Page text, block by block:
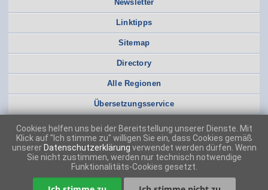
Newsletter
Linktipps
Sitemap
Directory
Alle Regionen
Übersetzungsservice
Cookies helfen uns bei der Bereitstellung unserer Dienste. Mit
Klick auf "Ich stimme zu" willigen Sie ein, dass Cookies gemäß
unserer Datenschutzerklärung verwendet werden dürfen. Wenn
Sie nicht zustimmen, werden nur technisch notwendige
Funktionalitäts-Cookies gesetzt.